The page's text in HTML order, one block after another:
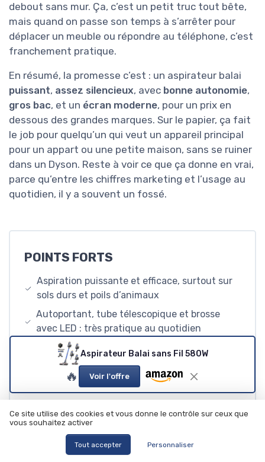
debout sans mur. Ça, c’est un petit truc tout bête,
mais quand on passe son temps à s’arrêter pour
déplacer un meuble ou répondre au téléphone, c’est
franchement pratique.
En résumé, la promesse c’est : un aspirateur balai
puissant, assez silencieux, avec bonne autonomie,
gros bac, et un écran moderne, pour un prix en
dessous des grandes marques. Sur le papier, ça fait
le job pour quelqu’un qui veut un appareil principal
pour un appart ou une petite maison, sans se ruiner
dans un Dyson. Reste à voir ce que ça donne en vrai,
parce qu’entre les chiffres marketing et l’usage au
quotidien, il y a souvent un fossé.
POINTS FORTS
Aspiration puissante et efficace, surtout sur
sols durs et poils d’animaux
Autoportant, tube télescopique et brosse
avec LED : très pratique au quotidien
Bon rapport qualité-prix pour un aspirateur
balai principal bien équipé
surtout si tu as beaucoup de tapis
Aspirateur Balai sans Fil 580W
🔥 Voir l'offre
Ce site utilise des cookies et vous donne le contrôle sur ceux que
vous souhaitez activer
Tout accepter Personnaliser